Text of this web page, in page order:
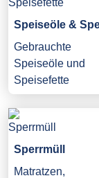
Speiseöle &
Gebrauchte
Speiseöle und
Speisefette
Sperrmüll
Matratzen,